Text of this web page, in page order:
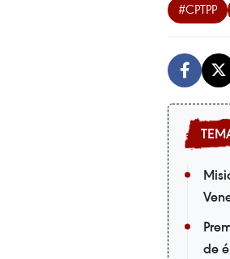
#CPTPP
de